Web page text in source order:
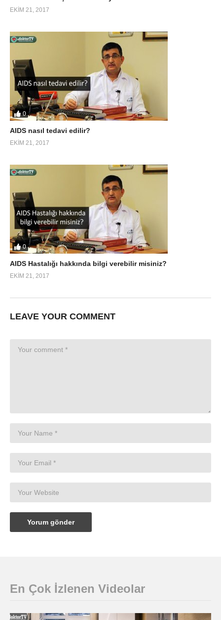
EKIM 21, 2017
0
AIDS nasıl tedavi edilir?
EKIM 21, 2017
0
AIDS Hastalığı hakkında bilgi verebilir misiniz?
EKIM 21, 2017
LEAVE YOUR COMMENT
En Çok İzlenen Videolar